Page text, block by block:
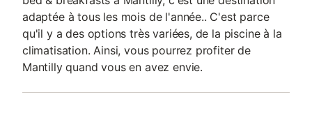
adaptée à tous les mois de l'année.. C'est parce
qu'il y a des options très variées, de la piscine à la
climatisation. Ainsi, vous pourrez profiter de
Mantilly quand vous en avez envie.